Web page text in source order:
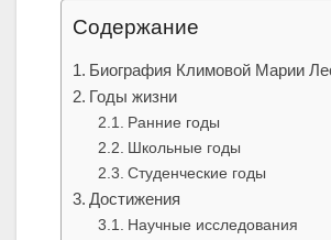
Содержание
Биография Климовой Марии
Годы жизни
Ранние годы
Школьные годы
Студенческие годы
Достижения
Научные исследования